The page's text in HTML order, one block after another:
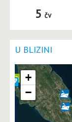
5 čv
U BLIZINI
+
−